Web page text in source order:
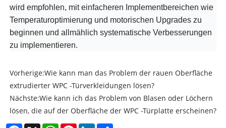
wird empfohlen, mit einfacheren Implementbereichen wie
Temperaturoptimierung und motorischen Upgrades zu
beginnen und allmählich systematische Verbesserungen
zu implementieren.
Vorherige:Wie kann man das Problem der rauen Oberfläche
extrudierter WPC -Türverkleidungen lösen?
Nächste:Wie kann ich das Problem von Blasen oder Löchern
lösen, die auf der Oberfläche der WPC -Türplatte erscheinen?